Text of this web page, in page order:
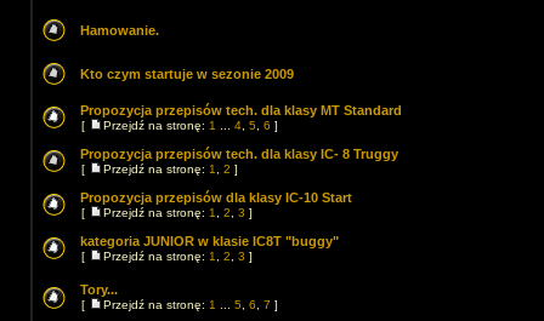
Hamowanie.
Kto czym startuje w sezonie 2009
Propozycja przepisów tech. dla klasy MT Standard
[ Przejdź na stronę: 1 4 5 6 ]
Propozycja przepisów tech. dla klasy IC- 8 Truggy
[ Przejdź na stronę: 1 2 ]
Propozycja przepisów dla klasy IC-10 Start
[ Przejdź na stronę: 1 2 3 ]
kategoria JUNIOR w klasie IC8T "buggy"
[ Przejdź na stronę: 1 2 3 ]
Tory...
[ Przejdź na stronę: 1 5 6 7 ]